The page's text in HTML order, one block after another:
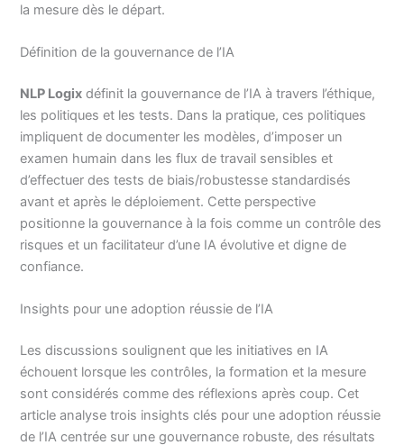
la mesure dès le départ.
Définition de la gouvernance de l’IA
NLP Logix définit la gouvernance de l’IA à travers l’éthique,
les politiques et les tests. Dans la pratique, ces politiques
impliquent de documenter les modèles, d’imposer un
examen humain dans les flux de travail sensibles et
d’effectuer des tests de biais/robustesse standardisés
avant et après le déploiement. Cette perspective
positionne la gouvernance à la fois comme un contrôle des
risques et un facilitateur d’une IA évolutive et digne de
confiance.
Insights pour une adoption réussie de l’IA
Les discussions soulignent que les initiatives en IA
échouent lorsque les contrôles, la formation et la mesure
sont considérés comme des réflexions après coup. Cet
article analyse trois insights clés pour une adoption réussie
de l’IA centrée sur une gouvernance robuste, des résultats